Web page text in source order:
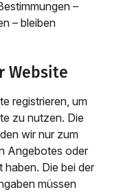
–
– bleiben
Website
registrieren, um
zu nutzen. Die
wir nur zum
Angebotes oder
haben. Die bei der
müssen